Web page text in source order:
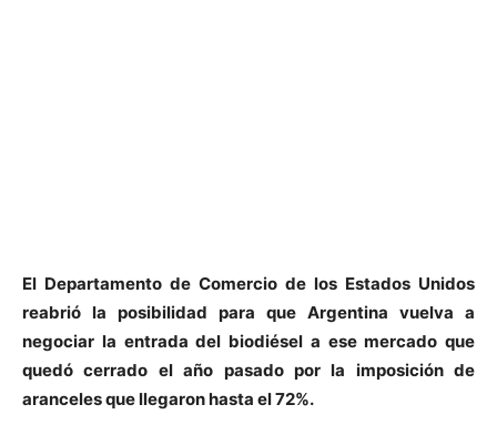
El Departamento de Comercio de los Estados Unidos
reabrió la posibilidad para que Argentina vuelva a
negociar la entrada del biodiésel a ese mercado que
quedó cerrado el año pasado por la imposición de
aranceles que llegaron hasta el 72%.